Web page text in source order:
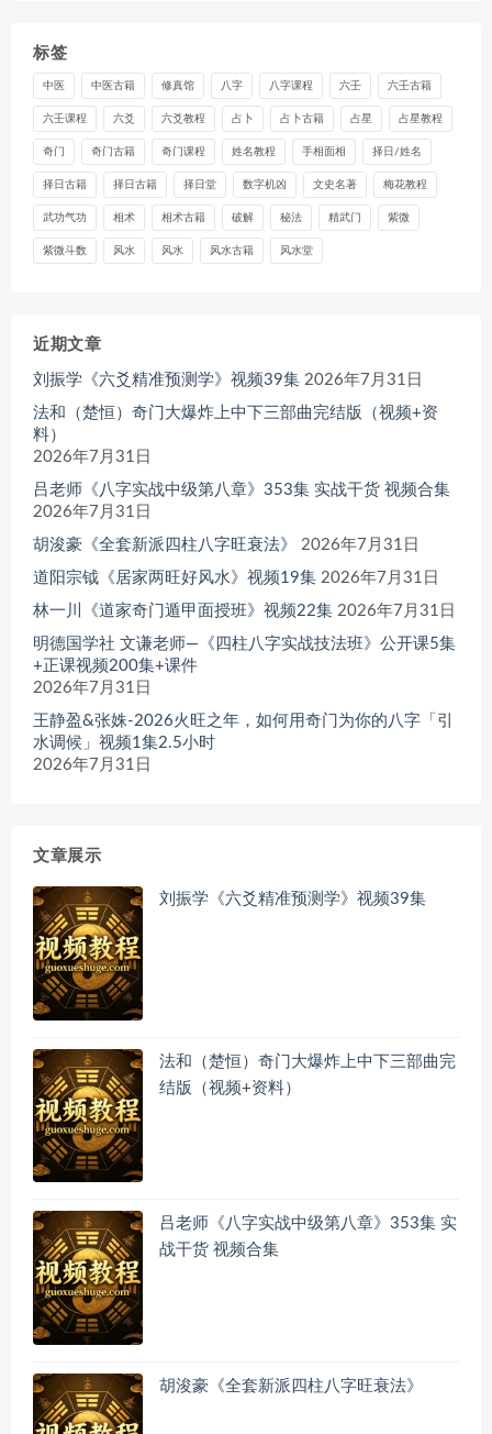
标签
中医 中医古籍 修真馆 八字 八字课程 六壬 六壬古籍
六壬课程 六爻 六爻教程 占卜 占卜古籍 占星 占星教程
奇门 奇门古籍 奇门课程 姓名教程 手相面相 择日/姓名
择日古籍 择日古籍 择日堂 数字机凶 文史名著 梅花教程
武功气功 相术 相术古籍 破解 秘法 精武门 紫微
紫微斗数 风水 风水 风水古籍 风水堂
近期文章
刘振学《六爻精准预测学》视频39集 2026年7月31日
法和（楚恒）奇门大爆炸上中下三部曲完结版（视频+资
料）
2026年7月31日
吕老师《八字实战中级第八章》353集 实战干货 视频合集
2026年7月31日
胡浚豪《全套新派四柱八字旺衰法》
2026年7月31日
道阳宗钺《居家两旺好风水》视频19集 2026年7月31日
林一川《道家奇门遁甲面授班》视频22集 2026年7月31日
明德国学社 文谦老师—《四柱八字实战技法班》公开课5集
+正课视频200集+课件
2026年7月31日
王静盈&张姝-2026火旺之年，如何用奇门为你的八字「引
水调候」视频1集2.5小时
2026年7月31日
文章展示
刘振学《六爻精准预测学》视频39集
法和（楚恒）奇门大爆炸上中下三部曲完
结版（视频+资料）
吕老师《八字实战中级第八章》353集 实
战干货 视频合集
胡浚豪《全套新派四柱八字旺衰法》